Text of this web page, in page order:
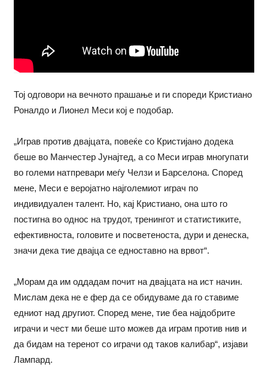
Тој одговори на вечното прашање и ги спореди Кристиано
Роналдо и Лионел Меси кој е подобар.
„Играв против двајцата, повеќе со Кристијано додека
беше во Манчестер Јунајтед, а со Меси играв многупати
во големи натпревари меѓу Челзи и Барселона. Според
мене, Меси е веројатно најголемиот играч по
индивидуален талент. Но, кај Кристиано, она што го
постигна во однос на трудот, тренингот и статистиките,
ефективноста, головите и посветеноста, дури и денеска,
значи дека тие двајца се едноставно на врвот“.
„Морам да им оддадам почит на двајцата на ист начин.
Мислам дека не е фер да се обидуваме да го ставиме
едниот над другиот. Според мене, тие беа најдобрите
играчи и чест ми беше што можев да играм против нив и
да бидам на теренот со играчи од таков калибар“, изјави
Лампард.